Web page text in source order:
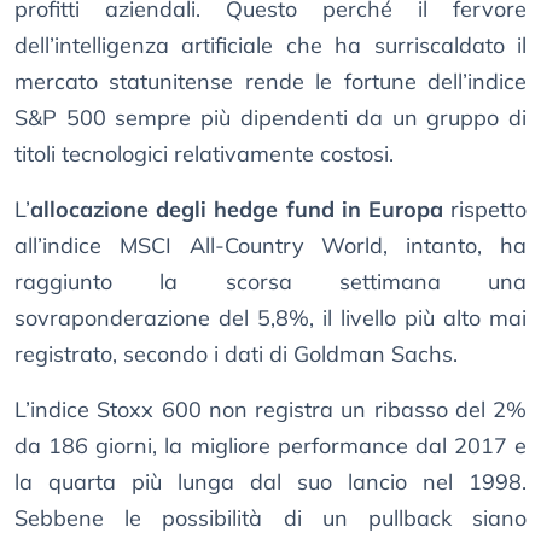
profitti aziendali. Questo perché il fervore
dell’intelligenza artificiale che ha surriscaldato il
mercato statunitense rende le fortune dell’indice
S&P 500 sempre più dipendenti da un gruppo di
titoli tecnologici relativamente costosi.
L’allocazione degli hedge fund in Europa rispetto
all’indice MSCI All-Country World, intanto, ha
raggiunto la scorsa settimana una
sovraponderazione del 5,8%, il livello più alto mai
registrato, secondo i dati di Goldman Sachs.
L’indice Stoxx 600 non registra un ribasso del 2%
da 186 giorni, la migliore performance dal 2017 e
la quarta più lunga dal suo lancio nel 1998.
Sebbene le possibilità di un pullback siano